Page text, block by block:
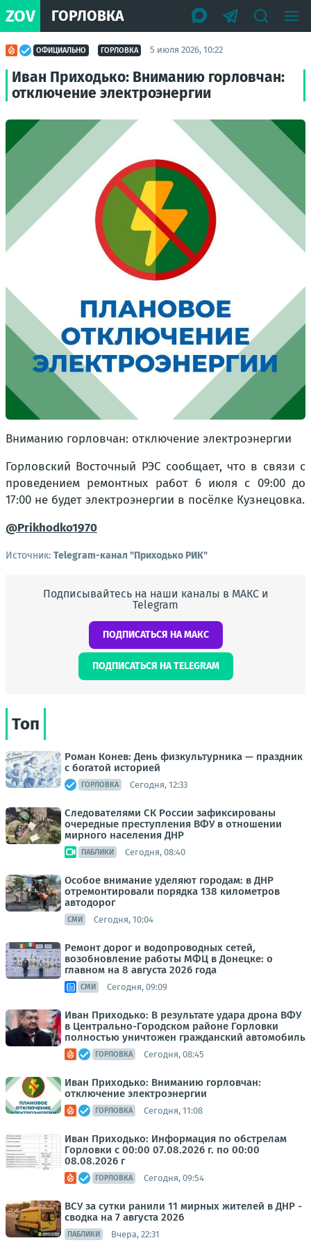
ZOV ГОРЛОВКА
ОФИЦИАЛЬНО ГОРЛОВКА 5 июля 2026, 10:22
Иван Приходько: Вниманию горловчан:
отключение электроэнергии
Вниманию горловчан: отключение электроэнергии
Горловский Восточный РЭС сообщает, что в связи с
проведением ремонтных работ 6 июля с 09:00 до
17:00 не будет электроэнергии в посёлке Кузнецовка.
@Prikhodko1970
Источник: Telegram-канал "Приходько РИК"
Подписывайтесь на наши каналы в МАКС и
Telegram
ПОДПИСАТЬСЯ НА МАКС
ПОДПИСАТЬСЯ НА TELEGRAM
Топ
Роман Конев: День физкультурника — праздник
с богатой историей
ГОРЛОВКА Сегодня, 12:33
Следователями СК России зафиксированы
очередные преступления ВФУ в отношении
мирного населения ДНР
ПАБЛИКИ Сегодня, 08:40
Особое внимание уделяют городам: в ДНР
отремонтировали порядка 138 километров
автодорог
СМИ Сегодня, 10:04
Ремонт дорог и водопроводных сетей,
возобновление работы МФЦ в Донецке: о
главном на 8 августа 2026 года
СМИ Сегодня, 09:09
Иван Приходько: В результате удара дрона ВФУ
в Центрально-Городском районе Горловки
полностью уничтожен гражданский автомобиль
ГОРЛОВКА Сегодня, 08:45
Иван Приходько: Вниманию горловчан:
отключение электроэнергии
ГОРЛОВКА Сегодня, 11:08
Иван Приходько: Информация по обстрелам
Горловки с 00:00 07.08.2026 г. по 00:00
08.08.2026 г
ГОРЛОВКА Сегодня, 09:54
ВСУ за сутки ранили 11 мирных жителей в ДНР -
сводка на 7 августа 2026
ПАБЛИКИ Вчера, 22:31